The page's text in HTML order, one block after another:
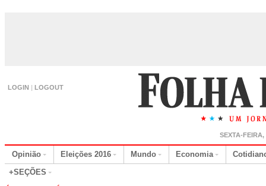
LOGIN | LOGOUT
SEXTA-
Opinião Eleições 2016 Mundo Economia
+SEÇÕES